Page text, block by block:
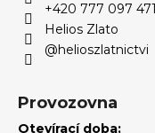
+420 777 097 471
Helios Zlato
@helioszlatnictvi
Provozovna
Otevírací doba: